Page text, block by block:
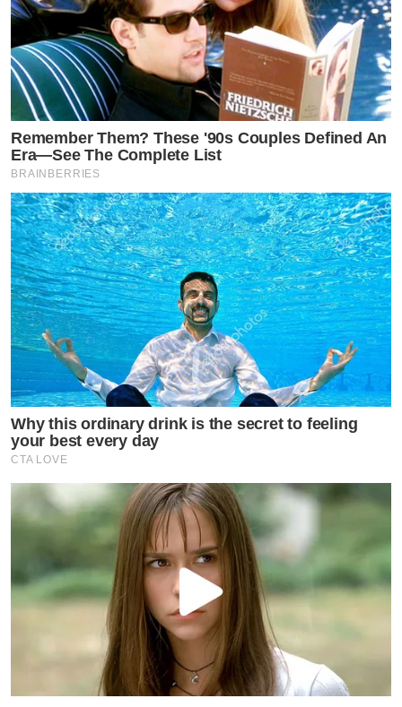
Remember Them? These '90s Couples Defined An
Era—See The Complete List
BRAINBERRIES
Why this ordinary drink is the secret to feeling
your best every day
CTA LOVE